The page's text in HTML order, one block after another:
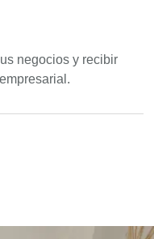
negocios y recibir